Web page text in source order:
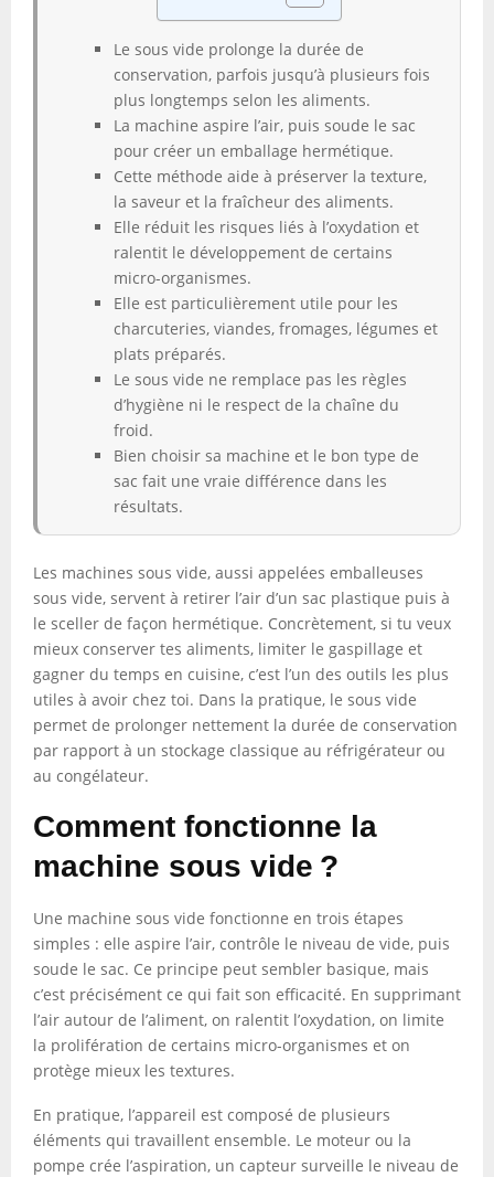
Le sous vide prolonge la durée de
conservation, parfois jusqu’à plusieurs fois
plus longtemps selon les aliments.
La machine aspire l’air, puis soude le sac
pour créer un emballage hermétique.
Cette méthode aide à préserver la texture,
la saveur et la fraîcheur des aliments.
Elle réduit les risques liés à l’oxydation et
ralentit le développement de certains
micro-organismes.
Elle est particulièrement utile pour les
charcuteries, viandes, fromages, légumes et
plats préparés.
Le sous vide ne remplace pas les règles
d’hygiène ni le respect de la chaîne du
froid.
Bien choisir sa machine et le bon type de
sac fait une vraie différence dans les
résultats.
Les machines sous vide, aussi appelées emballeuses
sous vide, servent à retirer l’air d’un sac plastique puis à
le sceller de façon hermétique. Concrètement, si tu veux
mieux conserver tes aliments, limiter le gaspillage et
gagner du temps en cuisine, c’est l’un des outils les plus
utiles à avoir chez toi. Dans la pratique, le sous vide
permet de prolonger nettement la durée de conservation
par rapport à un stockage classique au réfrigérateur ou
au congélateur.
Comment fonctionne la
machine sous vide ?
Une machine sous vide fonctionne en trois étapes
simples : elle aspire l’air, contrôle le niveau de vide, puis
soude le sac. Ce principe peut sembler basique, mais
c’est précisément ce qui fait son efficacité. En supprimant
l’air autour de l’aliment, on ralentit l’oxydation, on limite
la prolifération de certains micro-organismes et on
protège mieux les textures.
En pratique, l’appareil est composé de plusieurs
éléments qui travaillent ensemble. Le moteur ou la
pompe crée l’aspiration, un capteur surveille le niveau de